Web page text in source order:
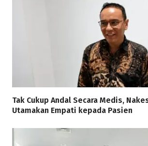
Tak Cukup Andal Secara Medis,
Utamakan Empati kepada Pasien